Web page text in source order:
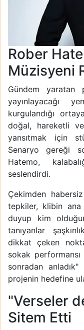
Rober
Müzisyeni
Gündem yaratan
yayınlayacağı
kurgulandığı
doğal, hareketli
yansıtmak için
Senaryo gereği
Hatemo,
seslendirdi.
Çekimden
tepkiler, klibin ana
duyup kim
tanıyanlar
dikkat çeken
sokak
sonradan
projenin hedefine
"Verseler
Sitem Etti